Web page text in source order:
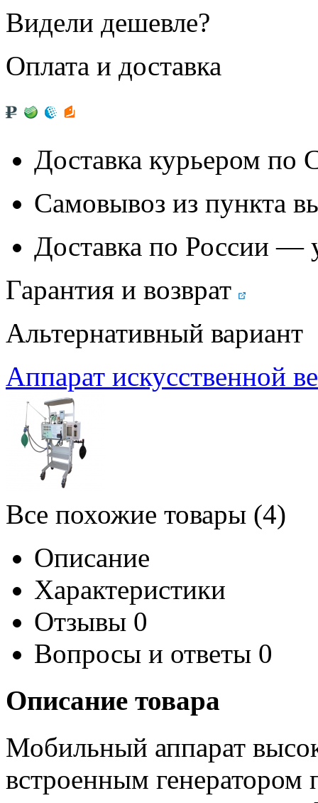
Видели дешевле?
Оплата и доставка
Доставка курьером
Самовывоз из пункта
Доставка по России —
Гарантия и возврат
Альтернативный вариант
Аппарат искусственной
Все похожие товары (4)
Описание
Характеристики
Отзывы 0
Вопросы и ответы 0
Описание товара
Мобильный аппарат
встроенным